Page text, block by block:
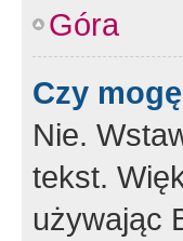
Góra
Czy
Nie.
tekst.
używając